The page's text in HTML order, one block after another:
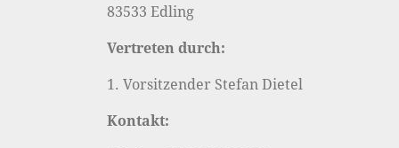
83533 Edling
Vertreten durch:
1. Vorsitzender Stefan Dietel
Kontakt: